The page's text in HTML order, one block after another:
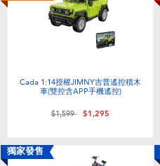
Cada 1:14授權JIMNY吉普遙控積木
車(雙控含APP手機遙控)
價格從
$1,599至$1,295
獨家發售